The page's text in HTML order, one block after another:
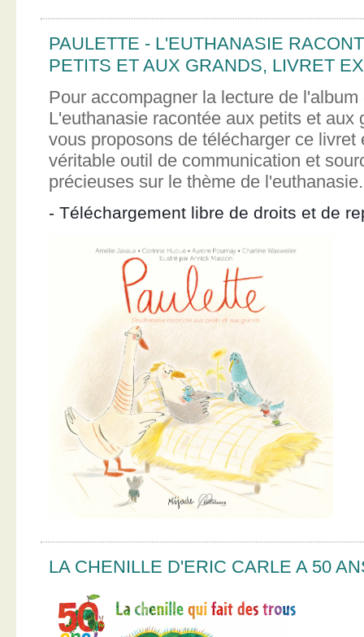
PAULETTE - L'EUTHANASIE
PETITS ET AUX GRANDS, LIVRET
Pour accompagner la lecture de
L'euthanasie racontée aux petits et aux
vous proposons de télécharger ce livret
véritable outil de communication et
précieuses sur le thème de l'euthanasie.
- Téléchargement libre de droits et de
LA CHENILLE D'ERIC CARLE A 50